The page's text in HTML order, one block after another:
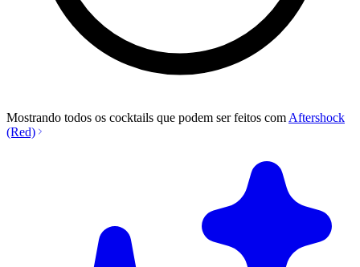
Mostrando todos os cocktails que podem ser feitos com Aftershock
(Red)